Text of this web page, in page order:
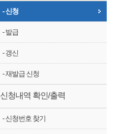
- 신청
- 발급
- 갱신
- 재발급 신청
신청내역 확인/출력
- 신청번호 찾기